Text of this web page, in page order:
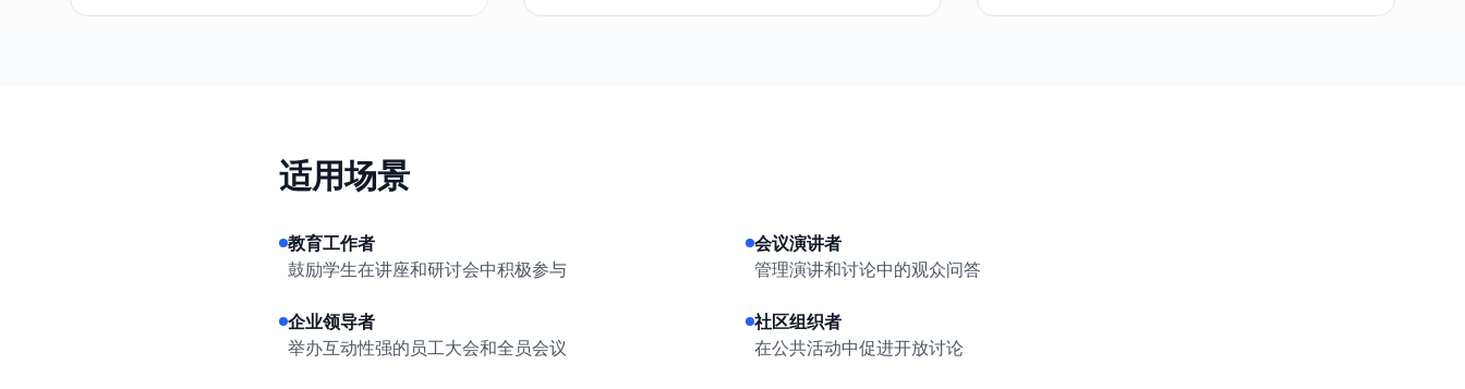
适用场景
教育工作者
鼓励学生在讲座和研讨会中积极参与
会议演讲者
管理演讲和讨论中的观众问答
企业领导者
举办互动性强的员工大会和全员会议
社区组织者
在公共活动中促进开放讨论